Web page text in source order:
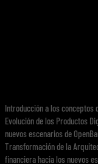
Introducción a los conceptos
Evolución de los Productos
nuevos escenarios de
Transformación de la
financiera hacia los nuevos